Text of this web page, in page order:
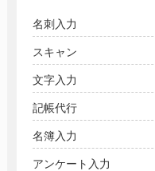
名刺入力
スキャン
文字入力
記帳代行
名簿入力
アンケート入力